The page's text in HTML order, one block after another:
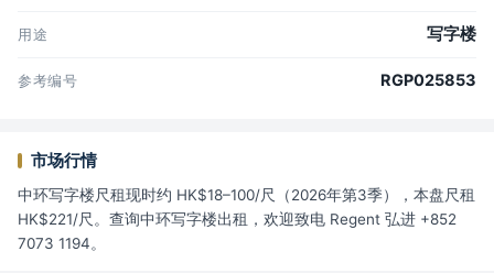
用途 写字楼
参考编号 RGP025853
市场行情
中环写字楼尺租现时约 HK$18–100/尺（2026年第3季），本盘尺租
HK$221/尺。查询中环写字楼出租，欢迎致电 Regent 弘进 +852
7073 1194。